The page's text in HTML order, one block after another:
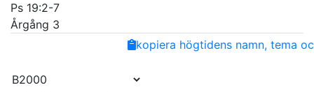
Ps 19:2-7
Årgång 3
EmailCopy
kopiera högtidens namn, tema